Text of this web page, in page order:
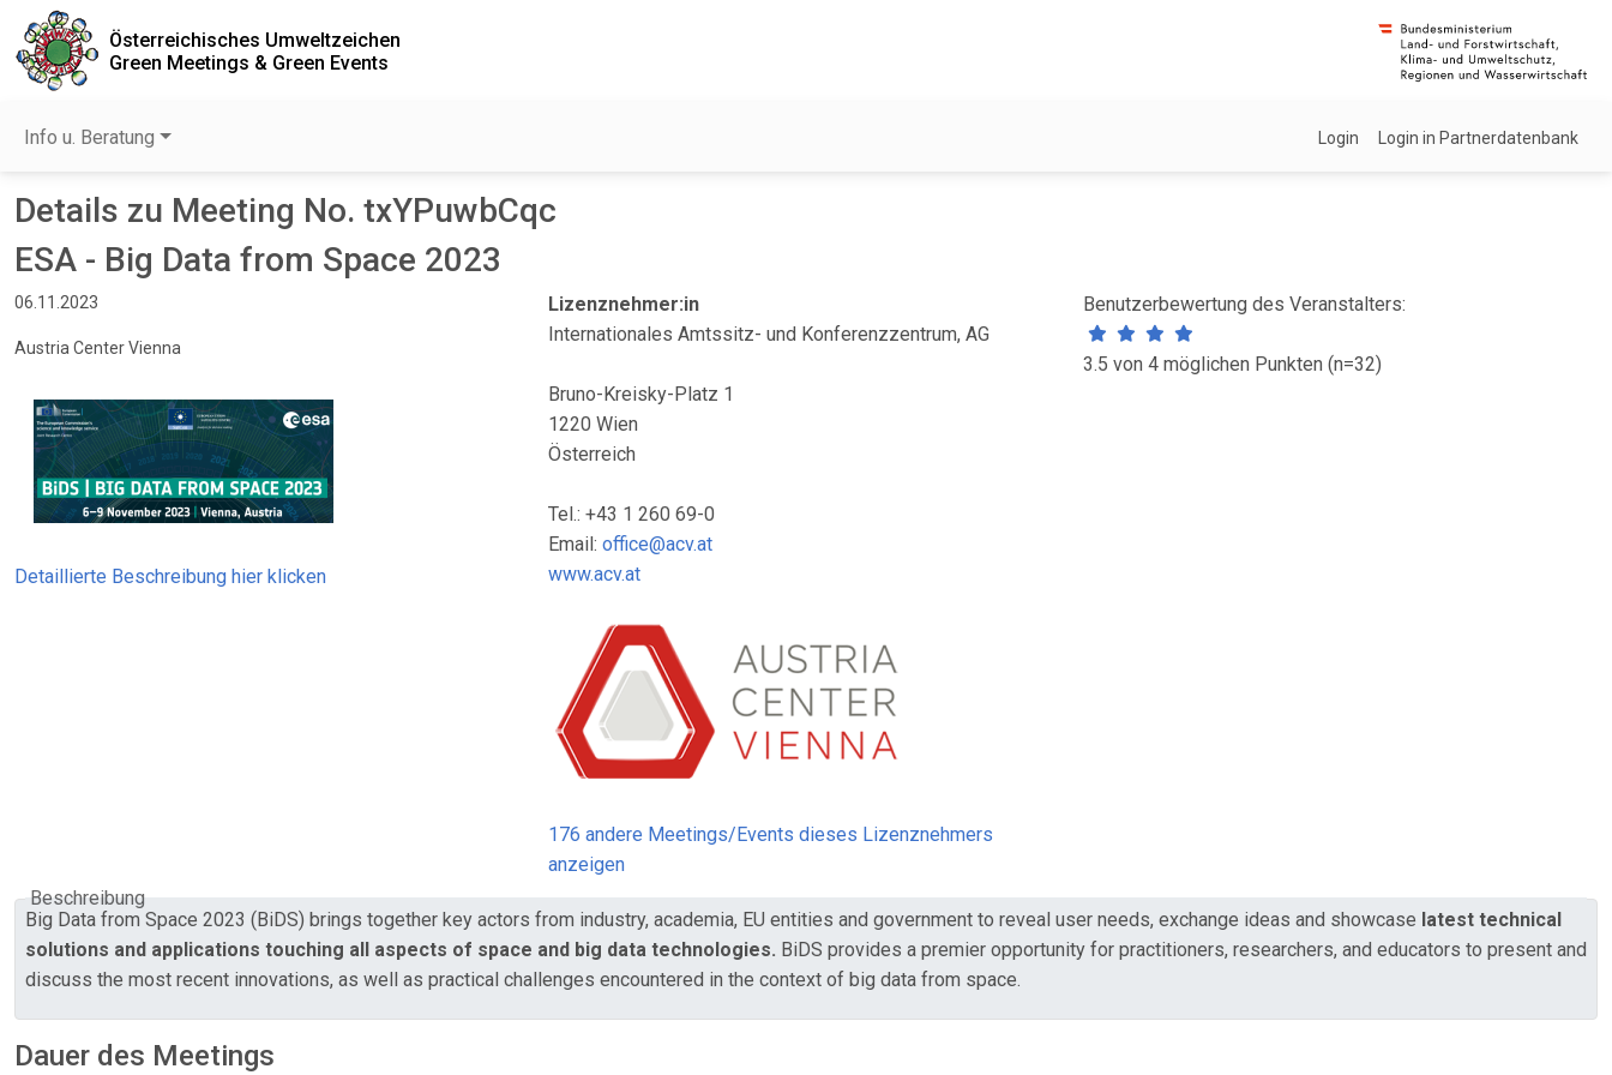
Österreichisches Umweltzeichen
Green Meetings & Green Events
Info u. Beratung Login Login in Partnerdatenbank
Details zu Meeting No. txYPuwbCqc
ESA - Big Data from Space 2023
06.11.2023
Austria Center Vienna
Detaillierte Beschreibung hier klicken
Lizenznehmer:in
Internationales Amtssitz- und Konferenzzentrum, AG
Bruno-Kreisky-Platz 1
1220 Wien
Österreich
Tel.: +43 1 260 69-0
Email:office@acv.at
www.acv.at
176 andere Meetings/Events dieses Lizenznehmers
anzeigen
Benutzerbewertung des Veranstalters:
3.5 von 4 möglichen Punkten (n=32)
Beschreibung
Big Data from Space 2023 (BiDS) brings together key actors from industry, academia, EU entities and government to reveal user needs, exchange ideas and showcase latest technical
solutions and applications touching all aspects of space and big data technologies. BiDS provides a premier opportunity for practitioners, researchers, and educators to present and
discuss the most recent innovations, as well as practical challenges encountered in the context of big data from space.
Dauer des Meetings